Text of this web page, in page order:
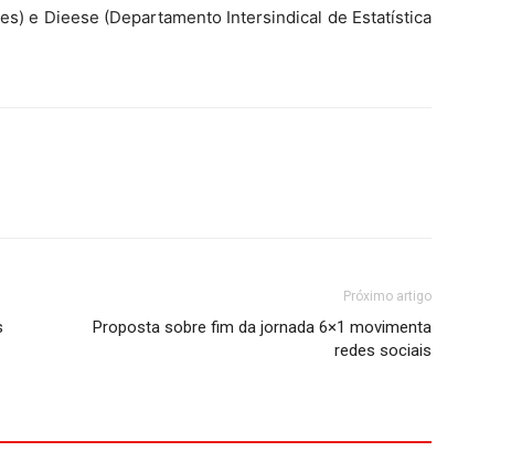
e Dieese (Departamento Intersindical de Estatística
Próximo artigo
Proposta sobre fim da jornada 6×1 movimenta
redes sociais